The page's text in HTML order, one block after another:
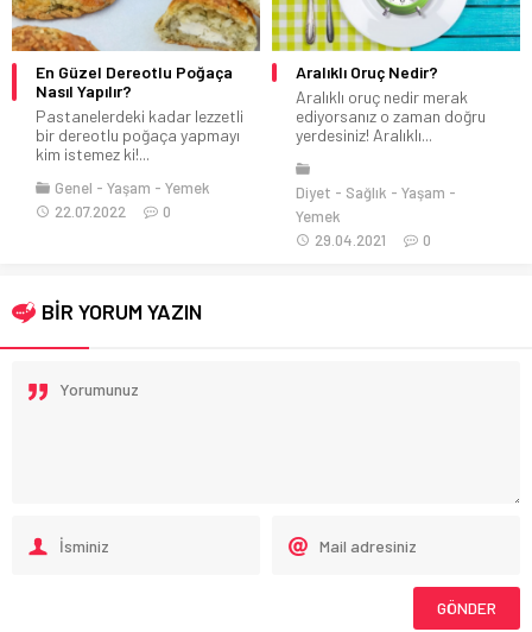
En Güzel Dereotlu Poğaça
Nasıl Yapılır?
Pastanelerdeki kadar lezzetli
bir dereotlu poğaça yapmayı
kim istemez ki!...
Genel Yaşam
Yemek
22.07.2022
0
Aralıklı Oruç Nedir?
Aralıklı oruç nedir merak
ediyorsanız o zaman doğru
yerdesiniz! Aralıklı...
Diyet Sağlık
Yaşam
Yemek
29.04.2021
0
BİR YORUM YAZIN